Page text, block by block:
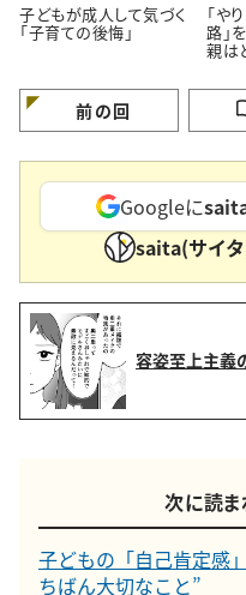
子どもが成人して気づく
「子育ての後悔」
「や
路」
親は
前の回
Googleに
saita(サイ
容姿至上主義
次に読
子どもの「自己肯定感
ちばん大切なこと”